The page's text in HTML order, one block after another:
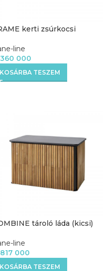
kerti zsúrkocsi
line
360 000
KOSÁRBA TESZEM
tároló láda (kicsi)
line
817 000
KOSÁRBA TESZEM